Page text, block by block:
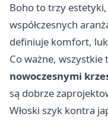
Boho to trzy
współczesnych
definiuje komfort,
Co ważne, wszystkie
nowoczesnymi
są dobrze
Włoski szyk kontra